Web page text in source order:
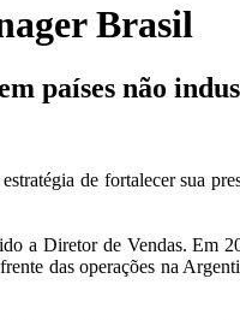
Brasil
países não
de fortalecer sua
a Diretor de Vendas. Em
das operações na